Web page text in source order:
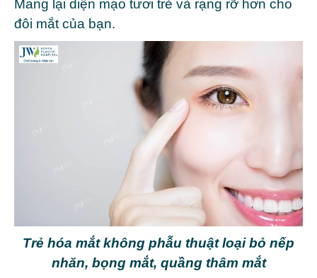
Mang lại diện mạo tươi trẻ và rạng rỡ hơn cho
đôi mắt của bạn.
Trẻ hóa mắt không phẫu thuật loại bỏ nếp
nhăn, bọng mắt, quầng thâm mắt